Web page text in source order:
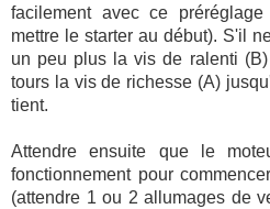
facilement avec ce
mettre le starter au début). S'il
un peu plus la vis de ralenti
tours la vis de richesse (A)
tient.
Attendre ensuite que le
fonctionnement pour
(attendre 1 ou 2 allumages de